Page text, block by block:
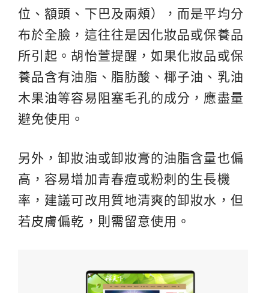
位、額頭、下巴及兩頰），而是平均分
布於全臉，這往往是因化妝品或保養品
所引起。胡怡萱提醒，如果化妝品或保
養品含有油脂、脂肪酸、椰子油、乳油
木果油等容易阻塞毛孔的成分，應盡量
避免使用。
另外，卸妝油或卸妝膏的油脂含量也偏
高，容易增加青春痘或粉刺的生長機
率，建議可改用質地清爽的卸妝水，但
若皮膚偏乾，則需留意使用。